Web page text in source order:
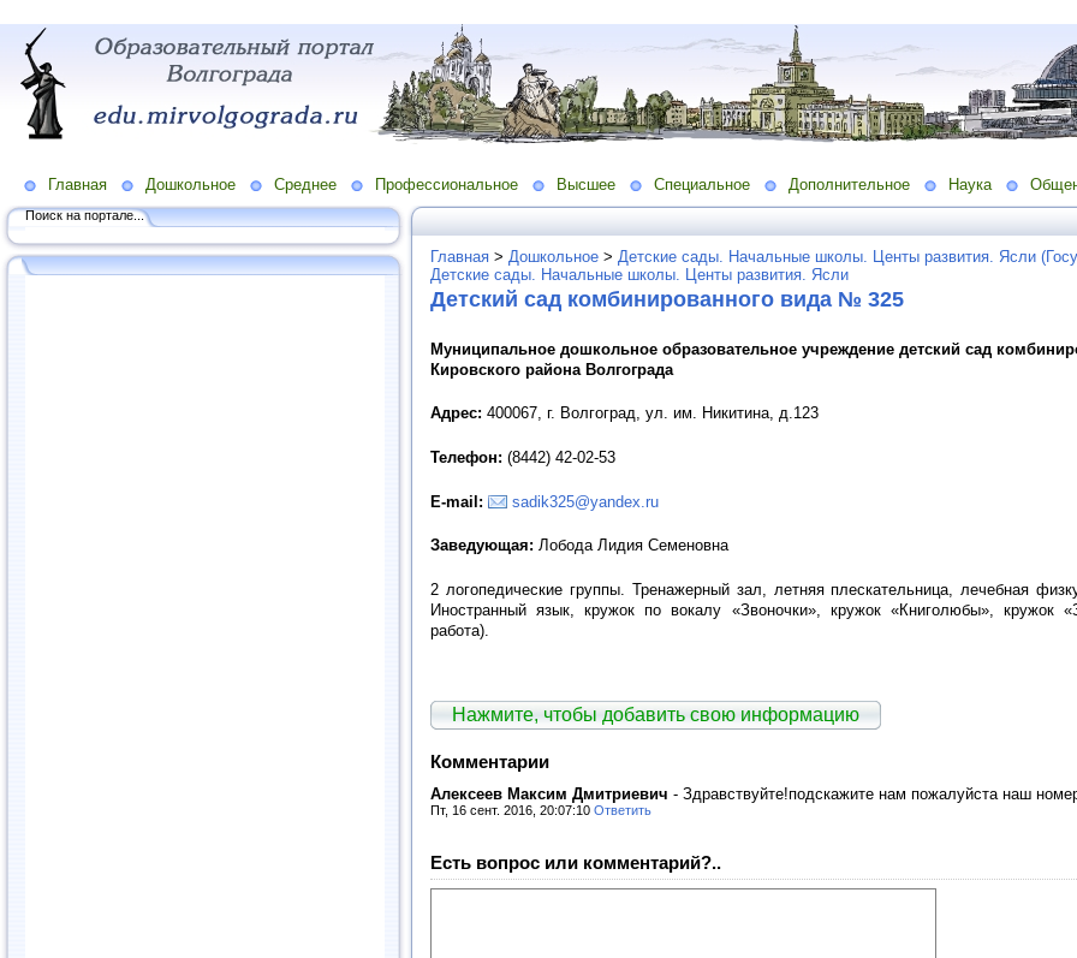
Главная Дошкольное Среднее Профессиональное Высшее Специальное Дополнительное Наука
Поиск на портале...
Главная > Дошкольное > Детские сады. Начальные школы. Центы развития. Ясли
Детские сады. Начальные школы. Центы развития. Ясли
Детский сад комбинированного вида № 325
Муниципальное дошкольное образовательное учреждение детский сад
Кировского района Волгограда
Адрес: 400067, г. Волгоград, ул. им. Никитина, д.123
Телефон: (8442) 42-02-53
E-mail: sadik325@yandex.ru
Заведующая: Лобода Лидия Семеновна
2 логопедические группы. Тренажерный зал, летняя плескательница, лечебная
Иностранный язык, кружок по вокалу «Звоночки», кружок «Книголюбы», кружок
работа).
Нажмите, чтобы добавить свою информацию
Комментарии
Алексеев Максим Дмитриевич - Здравствуйте!подскажите нам пожалуйста наш
Пт, 16 сент. 2016, 20:07:10 Ответить
Есть вопрос или комментарий?..